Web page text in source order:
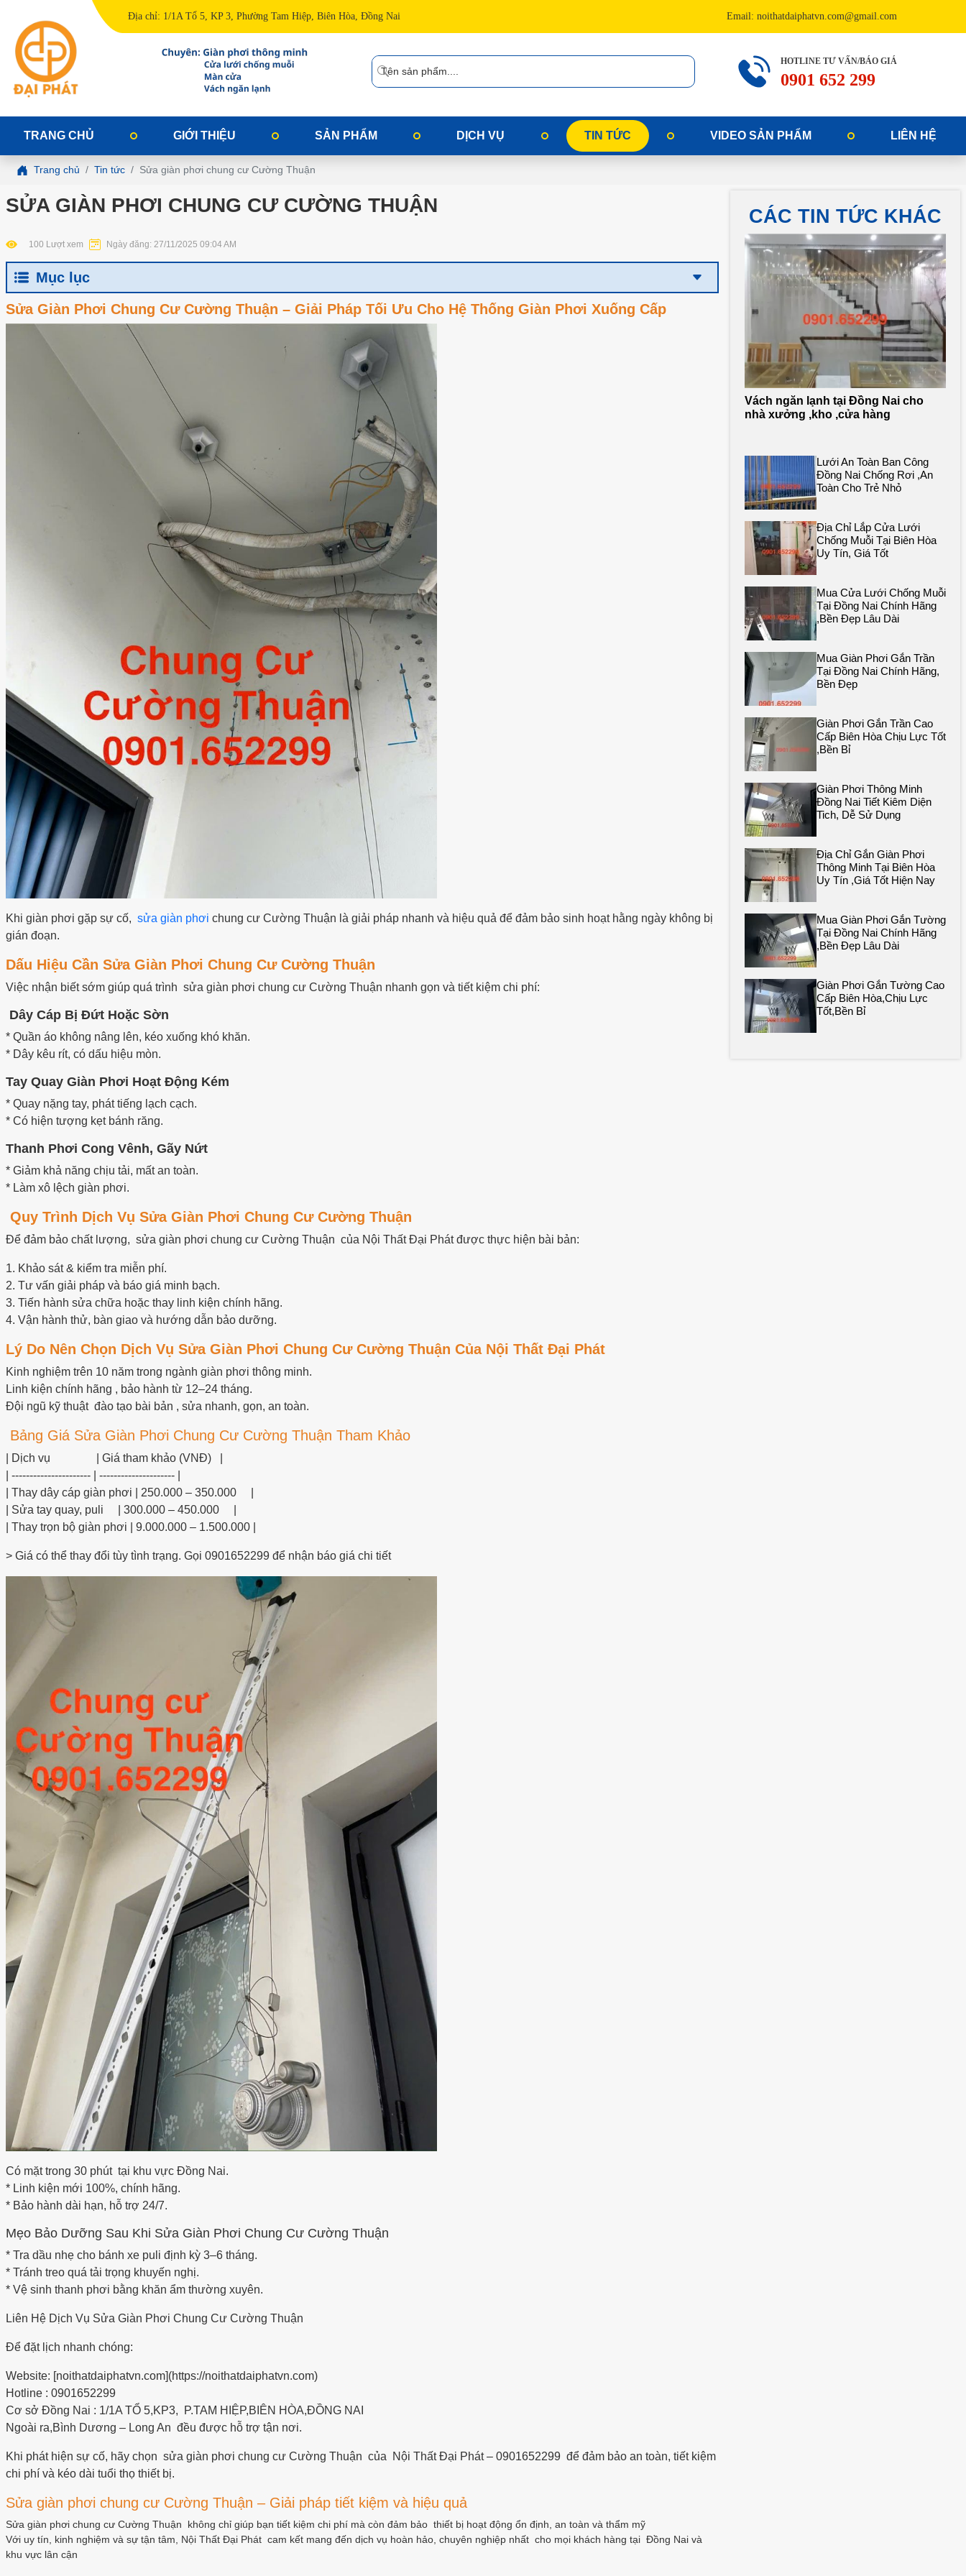
Địa chỉ: 1/1A Tổ 5, KP 3, Phường Tam Hiệp, Biên Hòa, Đồng Nai Email: noithatdaiphatvn.com@gmail.com
HOTLINE TƯ VẤN/BÁO GIÁ
0901 652 299
TRANG CHỦ GIỚI THIỆU SẢN PHẨM DỊCH VỤ TIN TỨC VIDEO SẢN PHẨM LIÊN HỆ
Trang chủ Tin tức Sửa giàn phơi chung cư Cường Thuận
SỬA GIÀN PHƠI CHUNG CƯ CƯỜNG THUẬN
100 Lượt xem Ngày đăng: 27/11/2025 09:04 AM
Mục lục
Sửa Giàn Phơi Chung Cư Cường Thuận – Giải Pháp Tối Ưu Cho Hệ Thống Giàn Phơi Xuống Cấp
Khi giàn phơi gặp sự cố, sửa giàn phơi chung cư Cường Thuận là giải pháp nhanh và hiệu quả để đảm bảo sinh hoạt hằng ngày không bị
gián đoạn.
Dấu Hiệu Cần Sửa Giàn Phơi Chung Cư Cường Thuận
Việc nhận biết sớm giúp quá trình sửa giàn phơi chung cư Cường Thuận nhanh gọn và tiết kiệm chi phí:
Dây Cáp Bị Đứt Hoặc Sờn
* Quần áo không nâng lên, kéo xuống khó khăn.
* Dây kêu rít, có dấu hiệu mòn.
Tay Quay Giàn Phơi Hoạt Động Kém
* Quay nặng tay, phát tiếng lạch cạch.
* Có hiện tượng kẹt bánh răng.
Thanh Phơi Cong Vênh, Gãy Nứt
* Giảm khả năng chịu tải, mất an toàn.
* Làm xô lệch giàn phơi.
Quy Trình Dịch Vụ Sửa Giàn Phơi Chung Cư Cường Thuận
Để đảm bảo chất lượng, sửa giàn phơi chung cư Cường Thuận của Nội Thất Đại Phát được thực hiện bài bản:
1. Khảo sát & kiểm tra miễn phí.
2. Tư vấn giải pháp và báo giá minh bạch.
3. Tiến hành sửa chữa hoặc thay linh kiện chính hãng.
4. Vận hành thử, bàn giao và hướng dẫn bảo dưỡng.
Lý Do Nên Chọn Dịch Vụ Sửa Giàn Phơi Chung Cư Cường Thuận Của Nội Thất Đại Phát
Kinh nghiệm trên 10 năm trong ngành giàn phơi thông minh.
Linh kiện chính hãng , bảo hành từ 12–24 tháng.
Đội ngũ kỹ thuật đào tạo bài bản , sửa nhanh, gọn, an toàn.
Bảng Giá Sửa Giàn Phơi Chung Cư Cường Thuận Tham Khảo
| Dịch vụ | Giá tham khảo (VNĐ) |
| ---------------------- | --------------------- |
| Thay dây cáp giàn phơi | 250.000 – 350.000 |
| Sửa tay quay, puli | 300.000 – 450.000 |
| Thay trọn bộ giàn phơi | 9.000.000 – 1.500.000 |
> Giá có thể thay đổi tùy tình trạng. Gọi 0901652299 để nhận báo giá chi tiết
Có mặt trong 30 phút tại khu vực Đồng Nai.
* Linh kiện mới 100%, chính hãng.
* Bảo hành dài hạn, hỗ trợ 24/7.
Mẹo Bảo Dưỡng Sau Khi Sửa Giàn Phơi Chung Cư Cường Thuận
* Tra dầu nhẹ cho bánh xe puli định kỳ 3–6 tháng.
* Tránh treo quá tải trọng khuyến nghị.
* Vệ sinh thanh phơi bằng khăn ẩm thường xuyên.
Liên Hệ Dịch Vụ Sửa Giàn Phơi Chung Cư Cường Thuận
Để đặt lịch nhanh chóng:
Website: [noithatdaiphatvn.com](https://noithatdaiphatvn.com)
Hotline : 0901652299
Cơ sở Đồng Nai : 1/1A TỔ 5,KP3, P.TAM HIỆP,BIÊN HÒA,ĐỒNG NAI
Ngoài ra,Bình Dương – Long An đều được hỗ trợ tận nơi.
Khi phát hiện sự cố, hãy chọn sửa giàn phơi chung cư Cường Thuận của Nội Thất Đại Phát – 0901652299 để đảm bảo an toàn, tiết kiệm
chi phí và kéo dài tuổi thọ thiết bị.
Sửa giàn phơi chung cư Cường Thuận – Giải pháp tiết kiệm và hiệu quả
Sửa giàn phơi chung cư Cường Thuận không chỉ giúp bạn tiết kiệm chi phí mà còn đảm bảo thiết bị hoạt động ổn định, an toàn và thẩm mỹ
Với uy tín, kinh nghiệm và sự tận tâm, Nội Thất Đại Phát cam kết mang đến dịch vụ hoàn hảo, chuyên nghiệp nhất cho mọi khách hàng tại Đồng Nai và
khu vực lân cận
CÁC TIN TỨC KHÁC
Vách ngăn lạnh tại Đồng Nai cho
nhà xưởng ,kho ,cửa hàng
Lưới An Toàn Ban Công
Đồng Nai Chống Rơi ,an
Toàn Cho Trẻ Nhỏ
Địa Chỉ Lắp Cửa Lưới
Chống Muỗi Tại Biên Hòa
Uy Tín, Giá Tốt
Mua Cửa Lưới Chống Muỗi
Tại Đồng Nai Chính Hãng
,bền Đẹp Lâu Dài
Mua Giàn Phơi Gắn Trần
Tại Đồng Nai Chính Hãng,
Bền Đẹp
Giàn Phơi Gắn Trần Cao
Cấp Biên Hòa Chịu Lực Tốt
,bền Bỉ
Giàn Phơi Thông Minh
Đồng Nai Tiết Kiêm Diện
Tich, Dễ Sử Dụng
Địa Chỉ Gắn Giàn Phơi
Thông Minh Tại Biên Hòa
Uy Tín ,giá Tốt Hiện Nay
Mua Giàn Phơi Gắn Tường
Tại Đồng Nai Chính Hãng
,bền Đẹp Lâu Dài
Giàn Phơi Gắn Tường Cao
Cấp Biên Hòa,chịu Lực
Tốt,bền Bỉ